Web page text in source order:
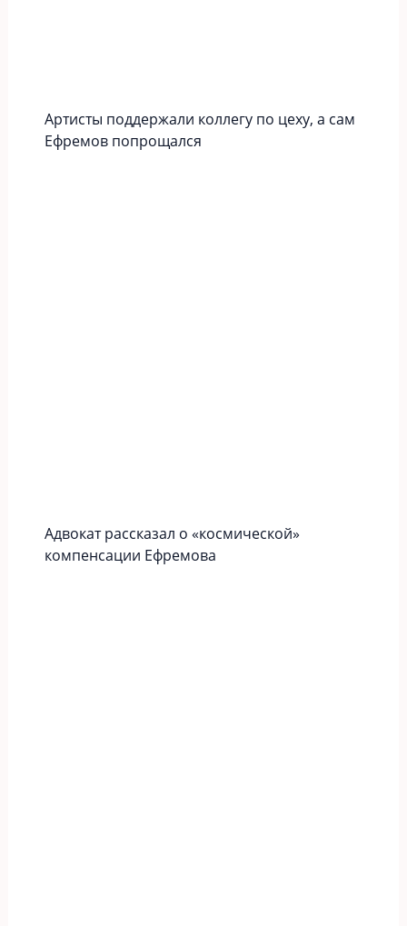
Артисты поддержали коллегу по цеху, а сам
Ефремов попрощался
Адвокат рассказал о «космической»
компенсации Ефремова